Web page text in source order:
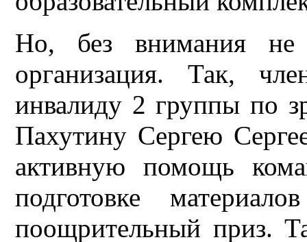
Но, без внимания не
организация. Так,
инвалиду 2 группы по
Пахутину Сергею
активную помощь
подготовке
поощрительный приз.